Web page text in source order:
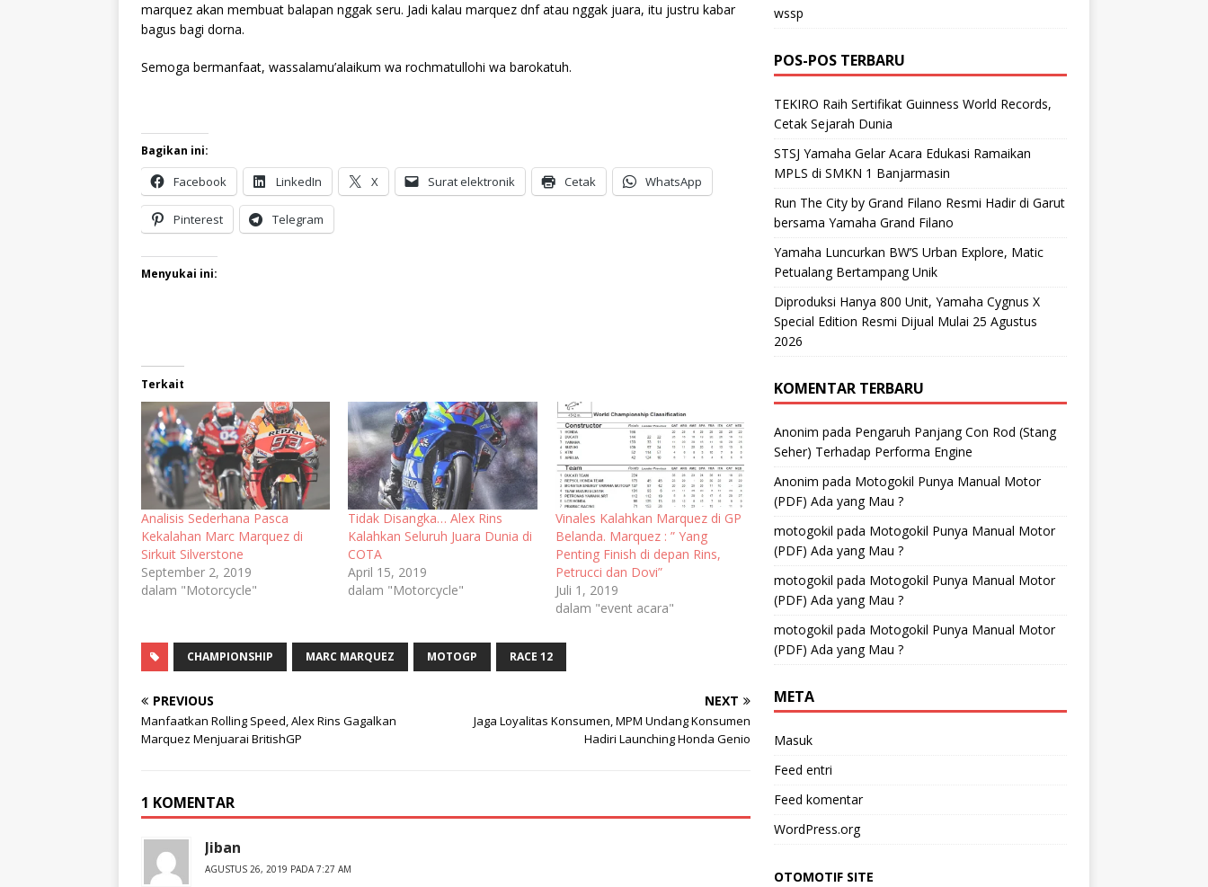
marquez akan membuat balapan nggak seru. Jadi kalau marquez dnf atau nggak juara, itu justru kabar
bagus bagi dorna.
Semoga bermanfaat, wassalamu’alaikum wa rochmatullohi wa barokatuh.
Bagikan ini:
Facebook LinkedIn X Surat elektronik Cetak WhatsApp
Pinterest Telegram
Menyukai ini:
Terkait
Analisis Sederhana Pasca
Kekalahan Marc Marquez di
Sirkuit Silverstone
September 2, 2019
dalam "Motorcycle"
Tidak Disangka… Alex Rins
Kalahkan Seluruh Juara Dunia di
COTA
April 15, 2019
dalam "Motorcycle"
Vinales Kalahkan Marquez di GP
Belanda. Marquez : ” Yang
Penting Finish di depan Rins,
Petrucci dan Dovi”
Juli 1, 2019
dalam "event acara"
CHAMPIONSHIP MARC MARQUEZ MOTOGP RACE 12
PREVIOUS
Manfaatkan Rolling Speed, Alex Rins Gagalkan
Marquez Menjuarai BritishGP
NEXT
Jaga Loyalitas Konsumen, MPM Undang Konsumen
Hadiri Launching Honda Genio
1 KOMENTAR
Jiban
AGUSTUS 26, 2019 PADA 7:27 AM
wssp
POS-POS TERBARU
TEKIRO Raih Sertifikat Guinness World Records,
Cetak Sejarah Dunia
STSJ Yamaha Gelar Acara Edukasi Ramaikan
MPLS di SMKN 1 Banjarmasin
Run The City by Grand Filano Resmi Hadir di Garut
bersama Yamaha Grand Filano
Yamaha Luncurkan BW’S Urban Explore, Matic
Petualang Bertampang Unik
Diproduksi Hanya 800 Unit, Yamaha Cygnus X
Special Edition Resmi Dijual Mulai 25 Agustus
2026
KOMENTAR TERBARU
Anonim pada Pengaruh Panjang Con Rod (Stang
Seher) Terhadap Performa Engine
Anonim pada Motogokil Punya Manual Motor
(PDF) Ada yang Mau ?
motogokil pada Motogokil Punya Manual Motor
(PDF) Ada yang Mau ?
motogokil pada Motogokil Punya Manual Motor
(PDF) Ada yang Mau ?
motogokil pada Motogokil Punya Manual Motor
(PDF) Ada yang Mau ?
META
Masuk
Feed entri
Feed komentar
WordPress.org
OTOMOTIF SITE